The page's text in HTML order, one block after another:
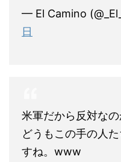
— El Camino
日
米軍だから反対なの
どうもこの手の人
すね。www